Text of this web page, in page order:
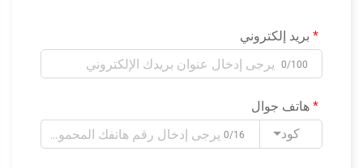
بريد إلكتروني
0/100
هاتف جوال
كود
0/16